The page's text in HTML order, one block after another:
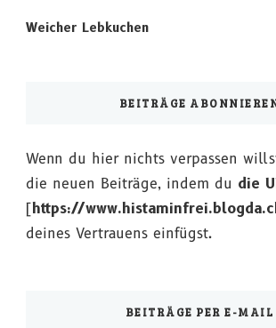
Weicher Lebkuchen
BEITRÄGE
Wenn du hier nichts verpassen
die neuen Beiträge, indem du die
[https://
deines Vertrauens einfügst.
BEITRÄGE PER E-MAIL